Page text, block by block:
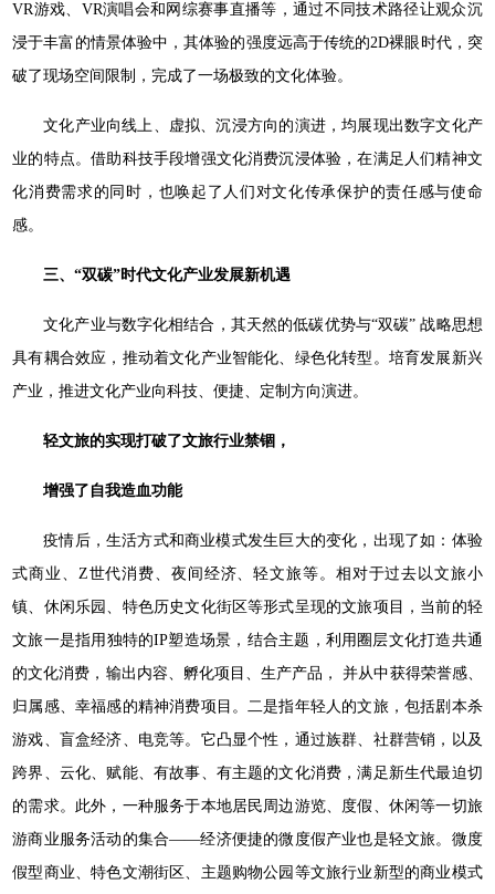
VR游戏、VR演唱会和网综赛事直播等，通过不同技术路径让观众沉
浸于丰富的情景体验中，其体验的强度远高于传统的2D裸眼时代，突
破了现场空间限制，完成了一场极致的文化体验。
文化产业向线上、虚拟、沉浸方向的演进，均展现出数字文化产
业的特点。借助科技手段增强文化消费沉浸体验，在满足人们精神文
化消费需求的同时，也唤起了人们对文化传承保护的责任感与使命
感。
三、“双碳”时代文化产业发展新机遇
文化产业与数字化相结合，其天然的低碳优势与“双碳” 战略思想
具有耦合效应，推动着文化产业智能化、绿色化转型。培育发展新兴
产业，推进文化产业向科技、便捷、定制方向演进。
轻文旅的实现打破了文旅行业禁锢，
增强了自我造血功能
疫情后，生活方式和商业模式发生巨大的变化，出现了如：体验
式商业、Z世代消费、夜间经济、轻文旅等。相对于过去以文旅小
镇、休闲乐园、特色历史文化街区等形式呈现的文旅项目，当前的轻
文旅一是指用独特的IP塑造场景，结合主题，利用圈层文化打造共通
的文化消费，输出内容、孵化项目、生产产品， 并从中获得荣誉感、
归属感、幸福感的精神消费项目。二是指年轻人的文旅，包括剧本杀
游戏、盲盒经济、电竞等。它凸显个性，通过族群、社群营销，以及
跨界、云化、赋能、有故事、有主题的文化消费，满足新生代最迫切
的需求。此外，一种服务于本地居民周边游览、度假、休闲等一切旅
游商业服务活动的集合——经济便捷的微度假产业也是轻文旅。微度
假型商业、特色文潮街区、主题购物公园等文旅行业新型的商业模式